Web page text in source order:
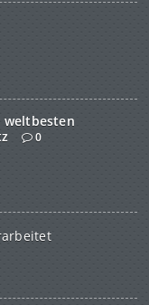
weltbesten
0